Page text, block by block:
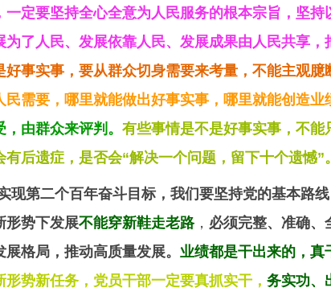
一定要坚持全心全意为人民服务的根本宗旨，坚持
为了人民、发展依靠人民、发展成果由人民共享，
好事实事，要从群众切身需要来考量，不能主观臆
民需要，哪里就能做出好事实事，哪里就能创造业
由群众来评判。 有些事情是不是好事实事，不能
后遗症，是否会“解决一个问题，留下十个遗憾”。
现第二个百年奋斗目标，我们要坚持党的基本路
形势下发展不能穿新鞋走老路， 必须完整、准确、
格局，推动高质量发展。 业绩都是干出来的，真
形势新任务，党员干部一定要真抓实干， 务实功、